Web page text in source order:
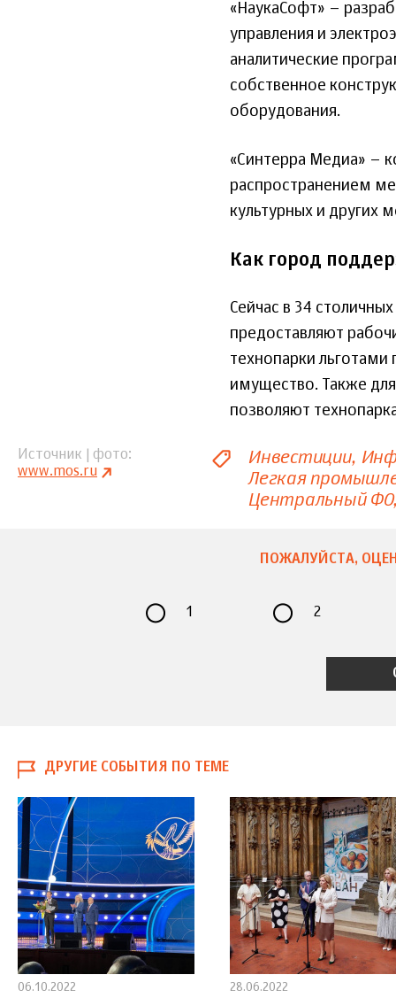
«НаукаСофт» –
управления и
аналитические
собственное
оборудования.
«Синтерра Медиа» –
распространением
культурных и других
Как город
Сейчас в 34
предоставляют
технопарки льготами
имущество. Также
позволяют
Источник | фото
www.mos.ru
Инвестиции
Легкая
Центральный ФО
ПОЖАЛУЙСТА,
1 2
ДРУГИЕ СОБЫТИЯ ПО ТЕМЕ
06.10.2022
28.06.2022